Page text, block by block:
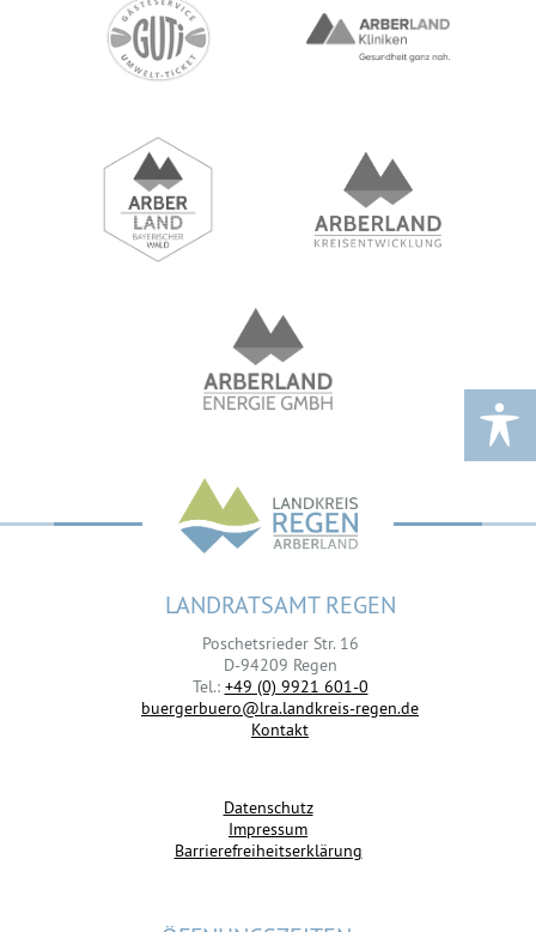
LANDRATSAMT REGEN
Poschetsrieder Str. 16
D-94209 Regen
Tel.: +49 (0) 9921 601-0
buergerbuero@lra.landkreis-regen.de
Kontakt
Datenschutz
Impressum
Barrierefreiheitserklärung